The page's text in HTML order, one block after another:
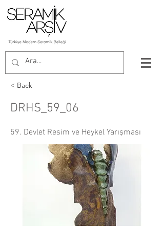
< Back
DRHS_59_06
59. Devlet Resim ve Heykel Yarışması